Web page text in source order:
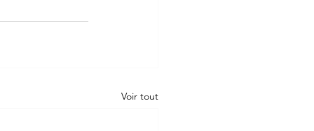
Voir tout